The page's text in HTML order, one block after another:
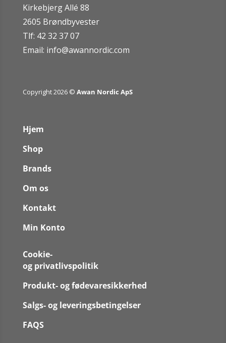
Kirkebjerg Allé 88
2605 Brøndbyvester
Tlf: 42 32 37 07
Email: info@awannordic.com
Copyright 2026 © Awan Nordic ApS
Hjem
Shop
Brands
Om os
Kontakt
Min Konto
Cookie-
og privatlivspolitik
Produkt- og fødevaresikkerhed
Salgs- og leveringsbetingelser
FAQS